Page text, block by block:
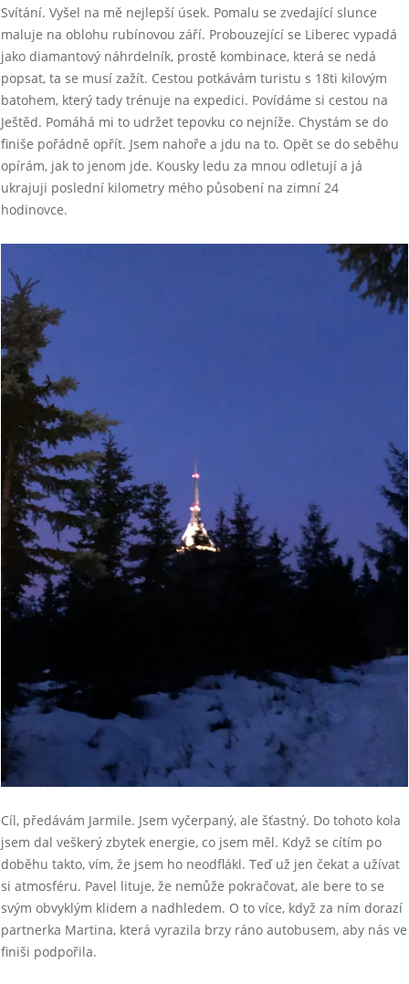
Svítání. Vyšel na mě nejlepší úsek. Pomalu se zvedající slunce
maluje na oblohu rubínovou září. Probouzející se Liberec vypadá
jako diamantový náhrdelník, prostě kombinace, která se nedá
popsat, ta se musí zažít. Cestou potkávám turistu s 18ti kilovým
batohem, který tady trénuje na expedici. Povídáme si cestou na
Ještěd. Pomáhá mi to udržet tepovku co nejníže. Chystám se do
finiše pořádně opřít. Jsem nahoře a jdu na to. Opět se do seběhu
opírám, jak to jenom jde. Kousky ledu za mnou odletují a já
ukrajuji poslední kilometry mého působení na zimní 24
hodinovce.
Cíl, předávám Jarmile. Jsem vyčerpaný, ale šťastný. Do tohoto kola
jsem dal veškerý zbytek energie, co jsem měl. Když se cítím po
doběhu takto, vím, že jsem ho neodflákl. Teď už jen čekat a užívat
si atmosféru. Pavel lituje, že nemůže pokračovat, ale bere to se
svým obvyklým klidem a nadhledem. O to více, když za ním dorazí
partnerka Martina, která vyrazila brzy ráno autobusem, aby nás ve
finiši podpořila.